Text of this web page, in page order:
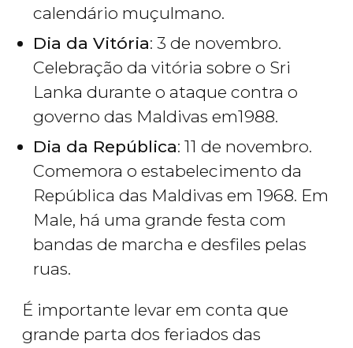
calendário muçulmano.
Dia da Vitória: 3 de novembro.
Celebração da vitória sobre o Sri
Lanka durante o ataque contra o
governo das Maldivas em1988.
Dia da República: 11 de novembro.
Comemora o estabelecimento da
República das Maldivas em 1968. Em
Male, há uma grande festa com
bandas de marcha e desfiles pelas
ruas.
É importante levar em conta que
grande parta dos feriados das